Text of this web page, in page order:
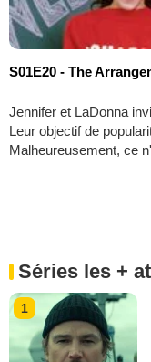
S01E20 - The
Jennifer et LaDonna
Leur objectif de
Malheureusement, ce
Séries les +
1